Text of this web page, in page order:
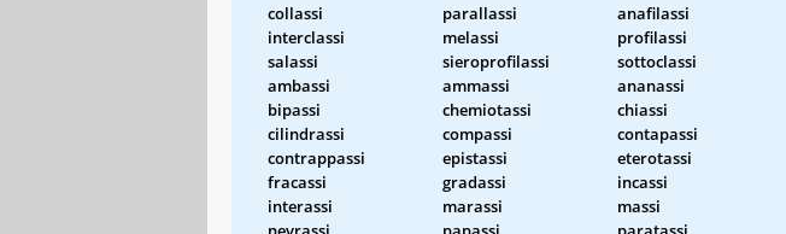
collassi parallassi anafilassi
interclassi
melassi profilassi
salassi
sieroprofilassi sottoclassi
ambassi
ammassi ananassi
bipassi
chemiotassi chiassi
cilindrassi
compassi contapassi
contrappassi
epistassi eterotassi
fracassi
gradassi incassi
interassi
marassi massi